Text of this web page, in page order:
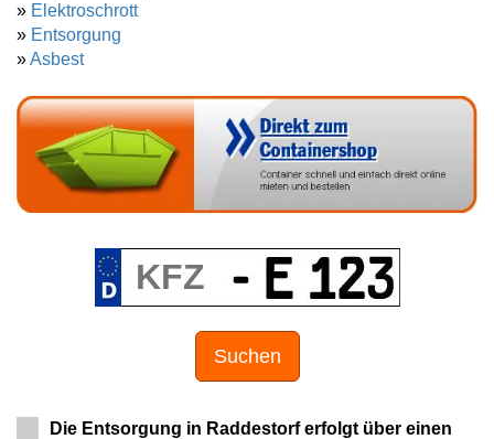
» Elektroschrott
» Entsorgung
»Asbest
Suchen
Die Entsorgung in Raddestorf erfolgt über einen